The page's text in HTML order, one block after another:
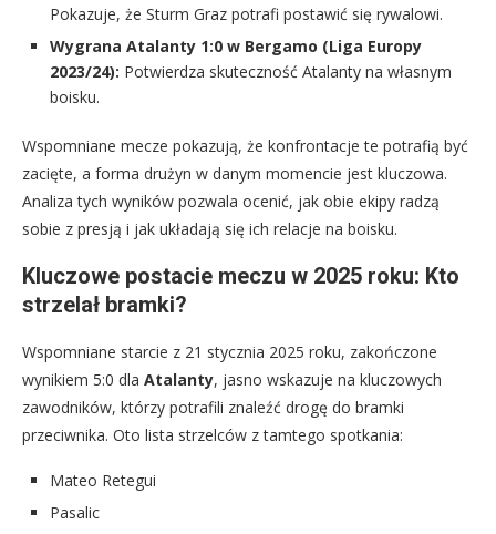
Pokazuje, że Sturm Graz potrafi postawić się rywalowi.
Wygrana Atalanty 1:0 w Bergamo (Liga Europy
2023/24): Potwierdza skuteczność Atalanty na własnym
boisku.
Wspomniane mecze pokazują, że konfrontacje te potrafią być
zacięte, a forma drużyn w danym momencie jest kluczowa.
Analiza tych wyników pozwala ocenić, jak obie ekipy radzą
sobie z presją i jak układają się ich relacje na boisku.
Kluczowe postacie meczu w 2025 roku: Kto
strzelał bramki?
Wspomniane starcie z 21 stycznia 2025 roku, zakończone
wynikiem 5:0 dla Atalanty, jasno wskazuje na kluczowych
zawodników, którzy potrafili znaleźć drogę do bramki
przeciwnika. Oto lista strzelców z tamtego spotkania:
Mateo Retegui
Pasalic